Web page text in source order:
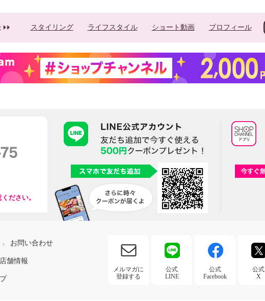
スタイリング ライフスタイル ショート動画 プロフィール
ださい。
お問い合わせ
店舗情報
メルマガに
登録する
公式
LINE
公式
Facebook
公式
X